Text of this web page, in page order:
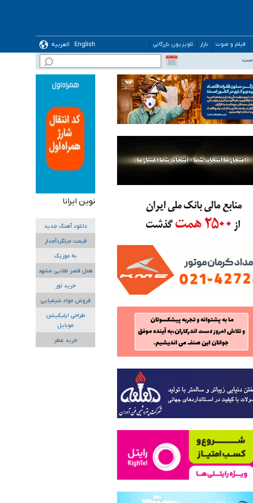
فیلم و صوت بازار تلویزیون بازرگانی English
العربیه
سوءاستفاده
نوین ایرانا
دانلود آهنگ جدید
قیمت میلگردآجدار
به موزیک
هتل قصر طلایی مشهد
خرید تور
فروش مواد شیمیایی
طراحی اپلیکیشن
موبایل
خرید عطر